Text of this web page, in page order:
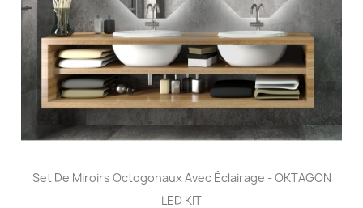
Set De Miroirs Octogonaux Avec Éclairage - OKTAGON
LED KIT